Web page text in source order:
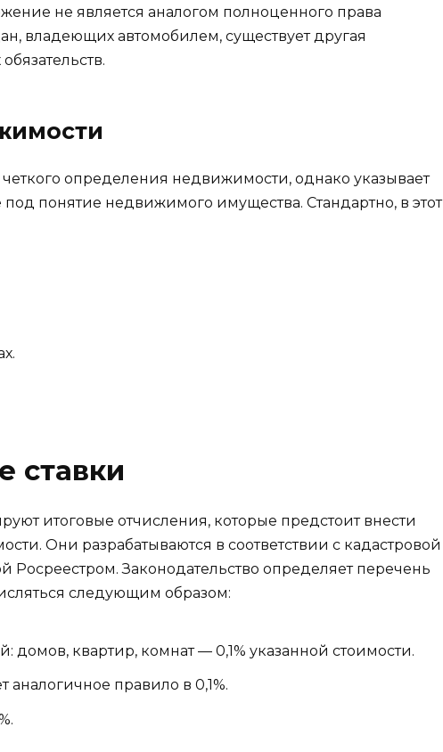
не является аналогом полноценного права
владеющих автомобилем, существует другая
четкого определения недвижимости, однако указывает
понятие недвижимого имущества. Стандартно, в этот
ставки
итоговые отчисления, которые предстоит внести
Они разрабатываются в соответствии с кадастровой
Росреестром. Законодательство определяет перечень
следующим образом:
квартир, комнат — 0,1% указанной стоимости.
аналогичное правило в 0,1%.